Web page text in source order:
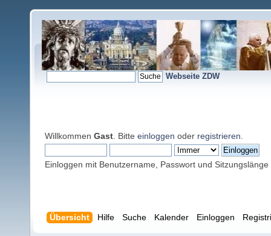
Webseite ZDW
Willkommen Gast . Bitte einloggen oder registrieren
Einloggen mit Benutzername, Passwort und Sitzungslänge
Übersicht Hilfe Suche Kalender Einloggen